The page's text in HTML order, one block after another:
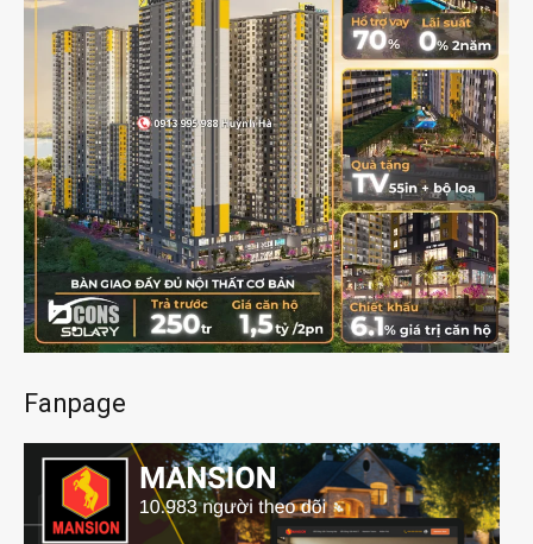
Fanpage